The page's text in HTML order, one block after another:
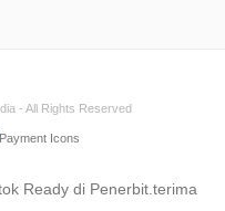
- All Rights Reserved
Ready di Penerbit.terima